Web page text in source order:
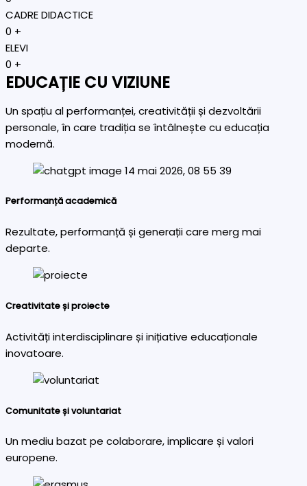
CADRE DIDACTICE
0 +
ELEVI
0 +
EDUCAȚIE CU VIZIUNE
Un spațiu al performanței, creativității și dezvoltării
personale, în care tradiția se întâlnește cu educația
modernă.
Performanță academică
Rezultate, performanță și generații care merg mai
departe.
Creativitate și proiecte
Activități interdisciplinare și inițiative educaționale
inovatoare.
Comunitate și voluntariat
Un mediu bazat pe colaborare, implicare și valori
europene.